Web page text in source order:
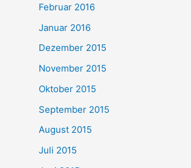
Februar 2016
Januar 2016
Dezember 2015
November 2015
Oktober 2015
September 2015
August 2015
Juli 2015